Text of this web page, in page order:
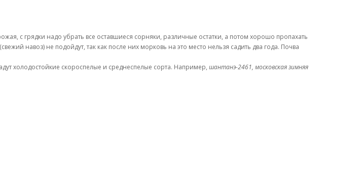
с грядки надо убрать все оставшиеся сорняки, различные остатки, а потом хорошо пропахать
навоз) не подойдут, так как после них морковь на это место нельзя садить два года. Почва
холодостойкие скороспелые и среднеспелые сорта. Например, шантанэ-2461, московская зимняя